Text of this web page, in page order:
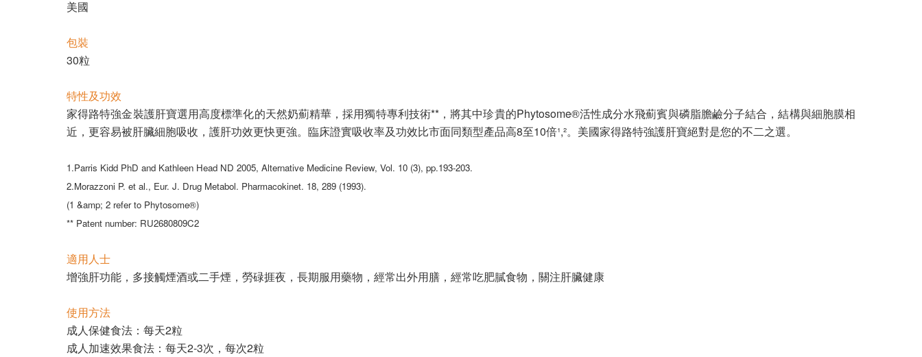
美國
包裝
30粒
特性及功效
家得路特強金裝護肝寶選用高度標準化的天然奶薊精華，採用獨特專利技術**，將其中珍貴的Phytosome®活性成分水飛薊賓與磷脂膽鹼分子結合，結構與細胞膜相
近，更容易被肝臟細胞吸收，護肝功效更快更強。臨床證實吸收率及功效比市面同類型產品高8至10倍¹,²。美國家得路特強護肝寶絕對是您的不二之選。
1.Parris Kidd PhD and Kathleen Head ND 2005, Alternative Medicine Review, Vol. 10 (3), pp.193-203.
2.Morazzoni P. et al., Eur. J. Drug Metabol. Pharmacokinet. 18, 289 (1993).
(1 &amp; 2 refer to Phytosome®)
** Patent number: RU2680809C2
適用人士
增強肝功能，多接觸煙酒或二手煙，勞碌捱夜，長期服用藥物，經常出外用膳，經常吃肥膩食物，關注肝臟健康
使用方法
成人保健食法：每天2粒
成人加速效果食法：每天2-3次，每次2粒